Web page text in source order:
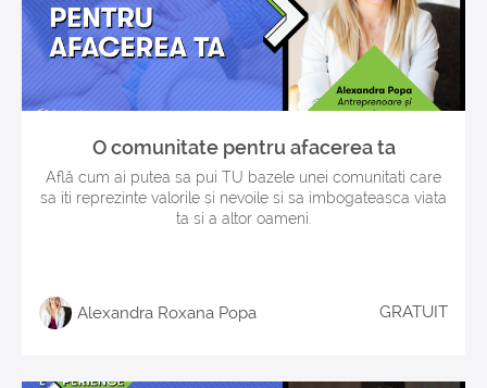
O comunitate pentru afacerea ta
Află cum ai putea sa pui TU bazele unei comunitati care
sa iti reprezinte valorile si nevoile si sa imbogateasca viata
ta si a altor oameni.
Alexandra Roxana Popa GRATUIT